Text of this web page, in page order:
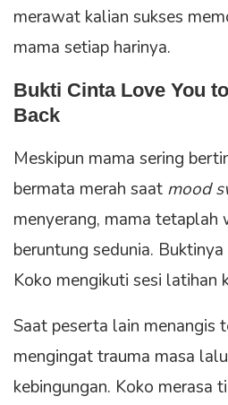
merawat kalian sukses
mama setiap harinya.
Bukti Cinta Love You
Back
Meskipun mama sering
bermata merah saat mood
menyerang, mama tetaplah
beruntung sedunia.
Koko mengikuti sesi latihan
Saat peserta lain menangis
mengingat trauma masa
kebingungan. Koko merasa